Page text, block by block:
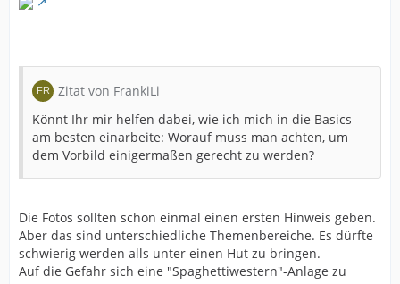
Zitat von FrankiLi
Könnt Ihr mir helfen dabei, wie ich mich in die Basics
am besten einarbeite: Worauf muss man achten, um
dem Vorbild einigermaßen gerecht zu werden?
Die Fotos sollten schon einmal einen ersten Hinweis geben.
Aber das sind unterschiedliche Themenbereiche. Es dürfte
schwierig werden alls unter einen Hut zu bringen.
Auf die Gefahr sich eine "Spaghettiwestern"-Anlage zu